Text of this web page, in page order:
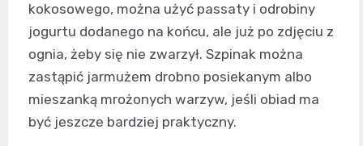
kokosowego, można użyć passaty i odrobiny
jogurtu dodanego na końcu, ale już po zdjęciu z
ognia, żeby się nie zwarzył. Szpinak można
zastąpić jarmużem drobno posiekanym albo
mieszanką mrożonych warzyw, jeśli obiad ma
być jeszcze bardziej praktyczny.